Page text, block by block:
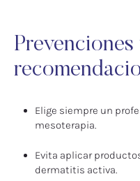
Prevenciones
Elige siempre un
mesoterapia.
Evita aplicar
dermatitis activa.